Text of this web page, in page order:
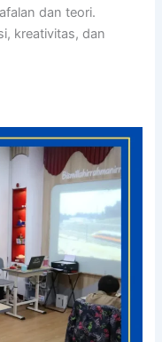
dan teori.
kreativitas, dan